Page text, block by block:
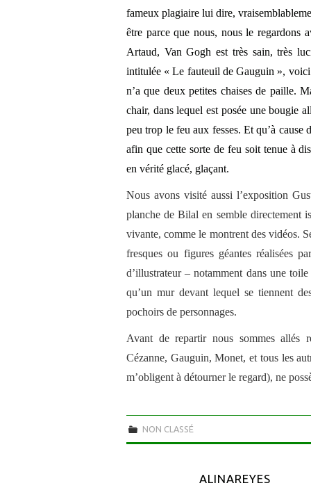
fameux plagiaire lui dire,
être parce que nous, nous le regardons
Artaud, Van Gogh est très sain, très
intitulée « Le fauteuil de Gauguin », voici
n’a que deux petites chaises de paille.
chair, dans lequel est posée une bougie
peu trop le feu aux fesses. Et qu’à
afin que cette sorte de feu soit tenue à
en vérité glacé, glaçant.
Nous avons visité aussi l’exposition
planche de Bilal en semble directement
vivante, comme le montrent des vidéos.
fresques ou figures géantes réalisées
d’illustrateur – notamment dans une
qu’un mur devant lequel se tiennent
pochoirs de personnages.
Avant de repartir nous sommes allés
Cézanne, Gauguin, Monet, et tous les
m’obligent à détourner le regard), ne
NON CLASSÉ
ALINAREYES